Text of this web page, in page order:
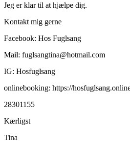
Jeg er klar til at hjælpe dig.
Kontakt mig gerne
Facebook: Hos Fuglsang
Mail: fuglsangtina@hotmail.com
IG: Hosfuglsang
onlinebooking: https://
28301155
Kærligst
Tina